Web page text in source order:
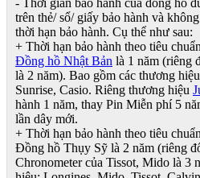
- Thời gian bảo hành của đồng hồ
trên thẻ/ sổ/ giấy bảo hành và
thời hạn bảo hành. Cụ thể như sau:
+ Thời hạn bảo hành theo tiêu
Đồng hồ Nhật Bản là 1 năm (riêng
là 2 năm). Bao gồm các thương
Sunrise, Casio. Riêng thương hiệu
hành 1 năm, thay Pin Miễn phí 5
lần dây mới.
+ Thời hạn bảo hành theo tiêu
Đồng hồ Thụy Sỹ là 2 năm (riêng
Chronometer của Tissot, Mido là 3